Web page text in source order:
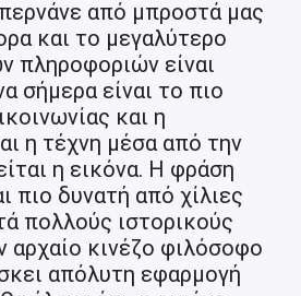
από μπροστά μας
και το μεγαλύτερο
πληροφοριών είναι
σήμερα είναι το πιο
και η
η τέχνη μέσα από την
η εικόνα. Η φράση
πιο δυνατή από χίλιες
πολλούς ιστορικούς
αρχαίο κινέζο φιλόσοφο
απόλυτη εφαρμογή